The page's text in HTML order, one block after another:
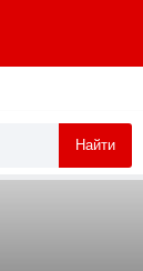
Найти